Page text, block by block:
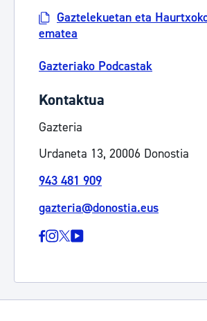
Gaztelekuetan eta
ematea
Gazteriako Podcastak
Kontaktua
Gazteria
Urdaneta 13, 20006 Donostia
943 481 909
gazteria@donostia.eus